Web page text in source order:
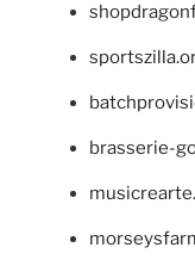
brasserie-